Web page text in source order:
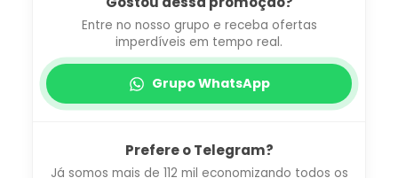
Entre no nosso grupo e receba ofertas
imperdíveis em tempo real.
Grupo WhatsApp
Prefere o Telegram?
Já somos mais de 112 mil economizando todos os